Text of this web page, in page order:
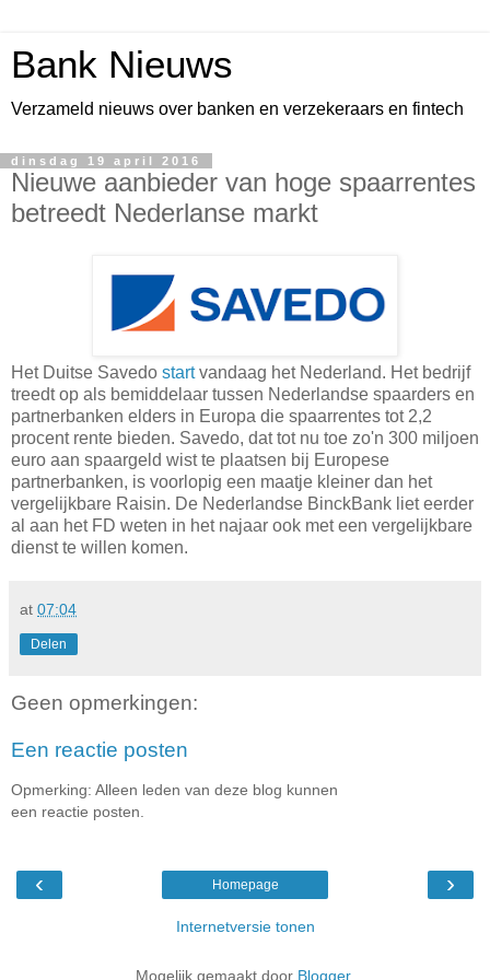
Bank Nieuws
Verzameld nieuws over banken en verzekeraars en fintech
dinsdag 19 april 2016
Nieuwe aanbieder van hoge spaarrentes
betreedt Nederlanse markt
Het Duitse Savedo startvandaag het Nederland. Het bedrijf
treedt op als bemiddelaar tussen Nederlandse spaarders en
partnerbanken elders in Europa die spaarrentes tot 2,2
procent rente bieden. Savedo, dat tot nu toe zo'n 300 miljoen
euro aan spaargeld wist te plaatsen bij Europese
partnerbanken, is voorlopig een maatje kleiner dan het
vergelijkbare Raisin. De Nederlandse BinckBank liet eerder
al aan het FD weten in het najaar ook met een vergelijkbare
dienst te willen komen.
at 07:04
Delen
Geen opmerkingen:
Een reactie posten
Opmerking: Alleen leden van deze blog kunnen
een reactie posten.
‹ ›
Homepage
Internetversie tonen
Mogelijk gemaakt door Blogger.